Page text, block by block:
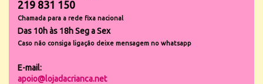
219 831 150
Chamada para a rede fixa nacional
Das 10h às 18h Seg a Sex
Caso não consiga ligação deixe mensagem no whatsapp
E-mail:
apoio@lojadacrianca.net